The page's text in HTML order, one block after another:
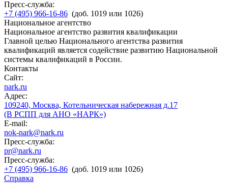
Пресс-служба:
+7 (495) 966-16-86 (доб. 1019 или 1026)
Национальное агентство
Национальное агентство развития квалификации
Главной целью Национального агентства развития
квалификаций является содействие развитию Национальной
системы квалификаций в России.
Контакты
Сайт:
nark.ru
Адрес:
109240, Москва, Котельническая набережная д.17
(В РСПП для АНО «НАРК»)
E-mail:
nok-nark@nark.ru
Пресс-служба:
pr@nark.ru
Пресс-служба:
+7 (495) 966-16-86 (доб. 1019 или 1026)
Справка